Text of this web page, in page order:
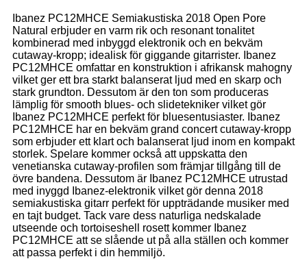
Ibanez PC12MHCE Semiakustiska 2018 Open Pore
Natural erbjuder en varm rik och resonant tonalitet
kombinerad med inbyggd elektronik och en bekväm
cutaway-kropp; idealisk för giggande gitarrister. Ibanez
PC12MHCE omfattar en konstruktion i afrikansk mahogny
vilket ger ett bra starkt balanserat ljud med en skarp och
stark grundton. Dessutom är den ton som produceras
lämplig för smooth blues- och slidetekniker vilket gör
Ibanez PC12MHCE perfekt för bluesentusiaster. Ibanez
PC12MHCE har en bekväm grand concert cutaway-kropp
som erbjuder ett klart och balanserat ljud inom en kompakt
storlek. Spelare kommer också att uppskatta den
venetianska cutaway-profilen som främjar tillgång till de
övre bandena. Dessutom är Ibanez PC12MHCE utrustad
med inyggd Ibanez-elektronik vilket gör denna 2018
semiakustiska gitarr perfekt för uppträdande musiker med
en tajt budget. Tack vare dess naturliga nedskalade
utseende och tortoiseshell rosett kommer Ibanez
PC12MHCE att se slående ut på alla ställen och kommer
att passa perfekt i din hemmiljö.